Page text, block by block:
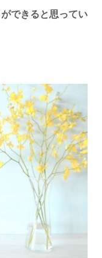
できると思ってい